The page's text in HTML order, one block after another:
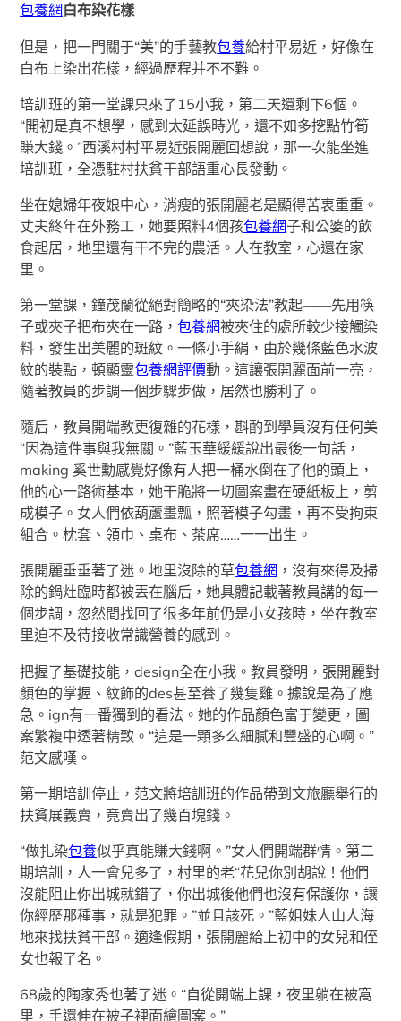
包養網 白布染花樣
但是，把一門關于“美”的手藝教包養給村平易近，好像在
白布上染出花樣，經過歷程并不不難。
培訓班的第一堂課只來了15小我，第二天還剩下6個。
“開初是真不想學，感到太延誤時光，還不如多挖點竹筍
賺大錢。”西溪村村平易近張開麗回想說，那一次能坐進
培訓班，全憑駐村扶貧干部語重心長發動。
坐在媳婦年夜娘中心，消瘦的張開麗老是顯得苦衷重重。
丈夫終年在外務工，她要照料4個孩包養網子和公婆的飲
食起居，地里還有干不完的農活。人在教室，心還在家
里。
第一堂課，鐘茂蘭從絕對簡略的“夾染法”教起——先用筷
子或夾子把布夾在一路，包養網被夾住的處所較少接觸染
料，發生出美麗的斑紋。一條小手絹，由於幾條藍色水波
紋的裝點，頓顯靈包養網評價動。這讓張開麗面前一亮，
隨著教員的步調一個步驟步做，居然也勝利了。
隨后，教員開端教更復雜的花樣，斟酌到學員沒有任何美
“因為這件事與我無關。”藍玉華緩緩說出最後一句話，
making 奚世勳感覺好像有人把一桶水倒在了他的頭上，
他的心一路術基本，她干脆將一切圖案畫在硬紙板上，剪
成模子。女人們依葫蘆畫瓢，照著模子勾畫，再不受拘束
組合。枕套、領巾、桌布、茶席……一一出生。
張開麗垂垂著了迷。地里沒除的草包養網 ，沒有來得及掃
除的鍋灶臨時都被丟在腦后，她具體記載著教員講的每一
個步調，忽然間找回了很多年前仍是小女孩時，坐在教室
里迫不及待接收常識營養的感到。
把握了基礎技能，design全在小我。教員發明，張開麗對
顏色的掌握、紋飾的des甚至養了幾隻雞。據說是為了應
急。ign有一番獨到的看法。她的作品顏色富于變更，圖
案繁複中透著精致。“這是一顆多么細膩和豐盛的心啊。”
范文感嘆。
第一期培訓停止，范文將培訓班的作品帶到文旅廳舉行的
扶貧展義賣，竟賣出了幾百塊錢。
“做扎染包養似乎真能賺大錢啊。”女人們開端群情。第二
期培訓，人一會兒多了，村里的老“花兒你別胡說！他們
沒能阻止你出城就錯了，你出城後他們也沒有保護你，讓
你經歷那種事，就是犯罪。”並且該死。”藍姐妹人山人海
地來找扶貧干部。適逢假期，張開麗給上初中的女兒和侄
女也報了名。
68歲的陶家秀也著了迷。“自從開端上課，夜里躺在被窩
里，手還伸在被子裡面繪圖案。”